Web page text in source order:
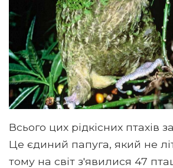
Всього цих рідкісних птахів
Це єдиний папуга, який не
тому на світ з'явилися 47